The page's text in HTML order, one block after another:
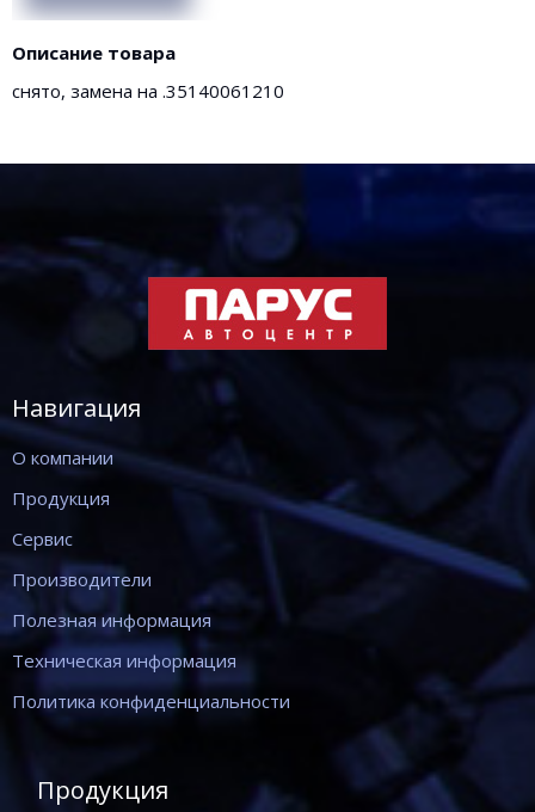
Описание товара
снято, замена на .35140061210
Навигация
О компании
Продукция
Сервис
Производители
Полезная информация
Техническая информация
Политика конфиденциальности
Продукция